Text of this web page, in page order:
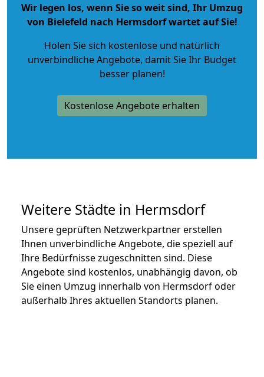
Wir legen los, wenn Sie so weit sind, Ihr Umzug
von Bielefeld nach Hermsdorf wartet auf Sie!
Holen Sie sich kostenlose und natürlich
unverbindliche Angebote, damit Sie Ihr Budget
besser planen!
Kostenlose Angebote erhalten
Weitere Städte in Hermsdorf
Unsere geprüften Netzwerkpartner erstellen
Ihnen unverbindliche Angebote, die speziell auf
Ihre Bedürfnisse zugeschnitten sind. Diese
Angebote sind kostenlos, unabhängig davon, ob
Sie einen Umzug innerhalb von Hermsdorf oder
außerhalb Ihres aktuellen Standorts planen.